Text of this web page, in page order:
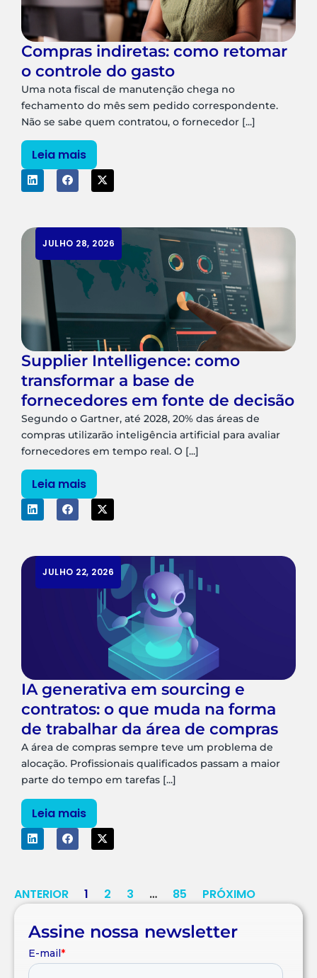
Compras indiretas: como retomar
o controle do gasto
Uma nota fiscal de manutenção chega no
fechamento do mês sem pedido correspondente.
Não se sabe quem contratou, o fornecedor [...]
Leia mais
JULHO 28, 2026
Supplier Intelligence: como
transformar a base de
fornecedores em fonte de decisão
Segundo o Gartner, até 2028, 20% das áreas de
compras utilizarão inteligência artificial para avaliar
fornecedores em tempo real. O [...]
Leia mais
JULHO 22, 2026
IA generativa em sourcing e
contratos: o que muda na forma
de trabalhar da área de compras
A área de compras sempre teve um problema de
alocação. Profissionais qualificados passam a maior
parte do tempo em tarefas [...]
Leia mais
ANTERIOR 1 2 3 … 85 PRÓXIMO
Assine nossa newsletter